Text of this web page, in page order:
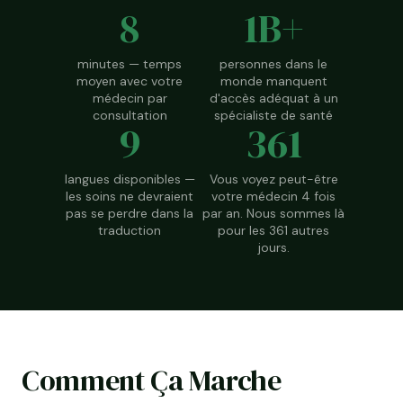
8
minutes — temps
moyen avec votre
médecin par
consultation
1B+
personnes dans le
monde manquent
d'accès adéquat à un
spécialiste de santé
9
langues disponibles —
les soins ne devraient
pas se perdre dans la
traduction
361
Vous voyez peut-être
votre médecin 4 fois
par an. Nous sommes là
pour les 361 autres
jours.
Comment Ça Marche